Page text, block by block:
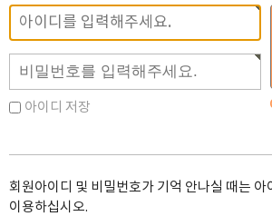
회원아이디
비밀번호
아이디 저장
회원아이디 및 비밀번호가 기억 안나실 때는
이용하십시오.